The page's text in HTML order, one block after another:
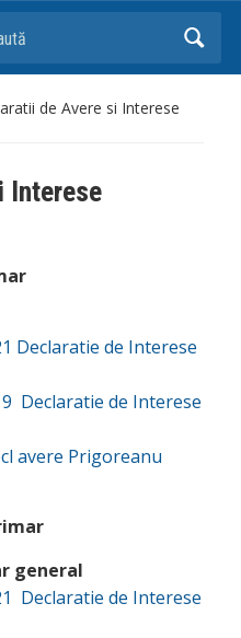
de Avere si Interese
Interese
Declaratie de Interese
Declaratie de Interese
avere Prigoreanu
general
Declaratie de Interese